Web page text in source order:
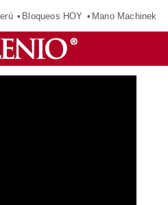
Bloqueos HOY Mano Machinek